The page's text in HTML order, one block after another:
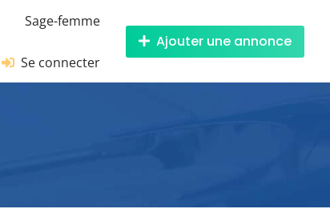
Sage-femme
Se connecter
Ajouter une annonce